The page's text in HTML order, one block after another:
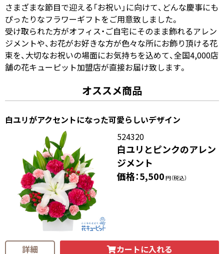
さまざまな節目で迎える「お祝い」に向けて、どんな慶事にも
ぴったりなフラワーギフトをご用意致しました。
受け取られた方がオフィス・ご自宅にそのまま飾れるアレン
ジメントや、お花がお好きな方が色々な所にお飾り頂ける花
束を、大切なお祝いの場面にお気持ちを込めて、全国4,000店
舗の花キューピット加盟店が直接お届け致します。
オススメ商品
白ユリがアクセントになった可愛らしいデザイン
524320
白ユリとピンクのアレン
ジメント
価格：5,500円（税込）
詳細
カートに入れる